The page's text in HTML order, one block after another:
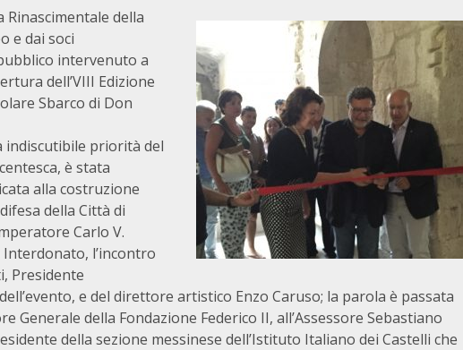
della
e dai soci
intervenuto a
dell’VIII Edizione
Sbarco di Don
indiscutibile priorità del
è stata
alla costruzione
della Città di
Carlo V.
l’incontro
Presidente
e del direttore artistico Enzo Caruso; la parola è passata
Generale della Fondazione Federico II, all’Assessore Sebastiano
della sezione messinese dell’Istituto Italiano dei Castelli che